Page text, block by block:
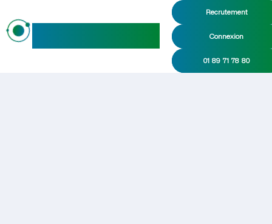
Recrutement
Connexion
01 89 71 78 80